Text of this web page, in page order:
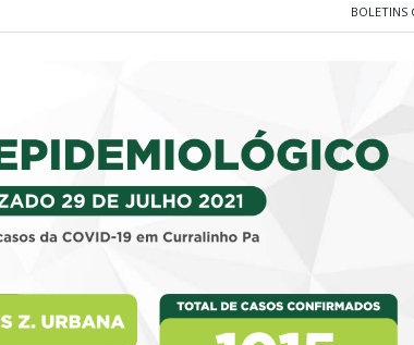
BOLETINS